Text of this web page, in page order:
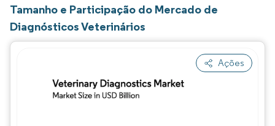
Tamanho e Participação do Mercado de
Diagnósticos Veterinários
Ações